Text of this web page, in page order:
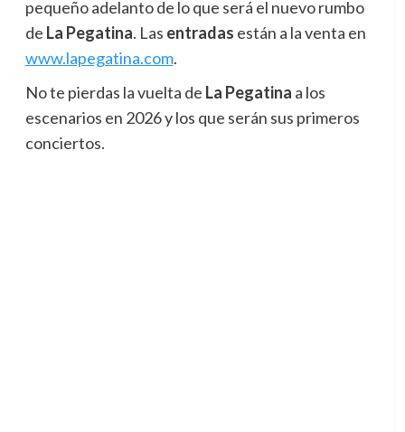
pequeño adelanto de lo que será el nuevo rumbo
de La Pegatina. Las entradas están a la venta en
www.lapegatina.com.
No te pierdas la vuelta de La Pegatina a los
escenarios en 2026 y los que serán sus primeros
conciertos.